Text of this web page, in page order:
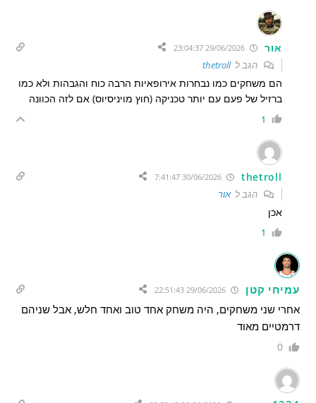
אור
הגב לthetroll
הם משחקים כמו נבחרות אירופאיות הרבה כוח והגבהות ולא כמו
ברזיל של פעם עם יותר טכניקה (חוץ מויניסיוס) אם לזה הכוונה
1
thetroll
30/06/2026 7:41:47
הגב לאור
אכן
1
עמיחי קטן
אחרי שני משחקים, היה משחק אחד טוב ואחד חלש, אבל שניהם
דרמטיים מאוד
0